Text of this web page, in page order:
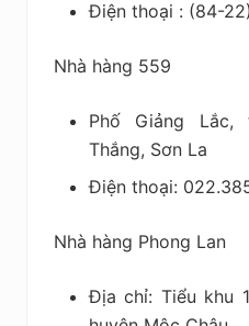
Điện thoại : (84-
Nhà hàng 559
Phố Giảng
Thắng, Sơn La
Điện thoại:
Nhà hàng Phong Lan
Địa chỉ: Tiểu khu